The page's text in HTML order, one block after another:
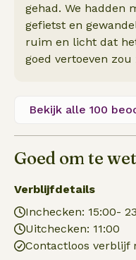
gehad. We hadden
gefietst en
ruim en licht dat
goed vertoeven zou
Bekijk alle 100
Goed om te
Verblijfdetails
Inchecken: 15:00-
Uitchecken: 11:00
Contactloos verblijf